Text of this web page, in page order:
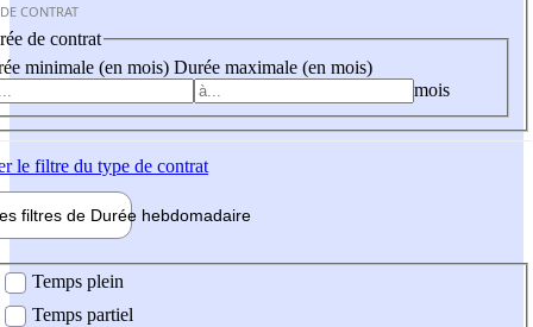
CONTRAT
de contrat
minimale (en mois) Durée maximale (en mois)
mois
le filtre du type de contrat
filtres de Durée hebdomadaire
Temps plein
Temps partiel